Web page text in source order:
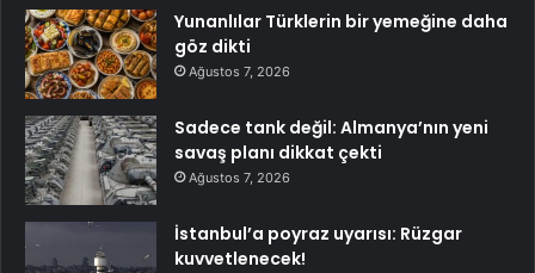
Yunanlılar Türklerin bir yemeğine daha
göz dikti
Ağustos 7, 2026
Sadece tank değil: Almanya’nın yeni
savaş planı dikkat çekti
Ağustos 7, 2026
İstanbul’a poyraz uyarısı: Rüzgar
kuvvetlenecek!